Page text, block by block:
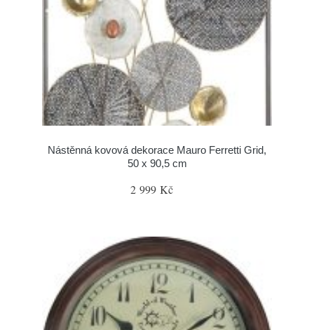
Nástěnná kovová dekorace Mauro Ferretti Grid,
50 x 90,5 cm
2 999 Kč